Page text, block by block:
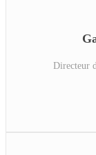
Directeur